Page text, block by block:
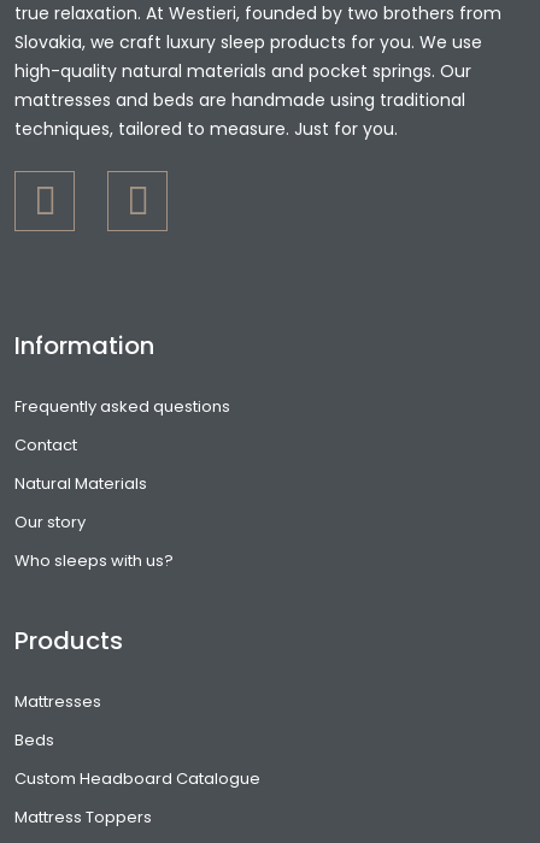
true relaxation. At Westieri, founded by two brothers from
Slovakia, we craft luxury sleep products for you. We use
high-quality natural materials and pocket springs. Our
mattresses and beds are handmade using traditional
techniques, tailored to measure. Just for you.
Information
Frequently asked questions
Contact
Natural Materials
Our story
Who sleeps with us?
Products
Mattresses
Beds
Custom Headboard Catalogue
Mattress Toppers